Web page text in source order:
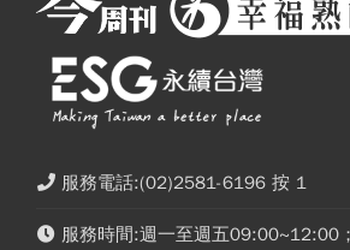
服務電話:(02)2581-6196 按 1
服務時間:週一至週五09:00~12:00